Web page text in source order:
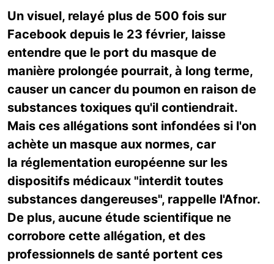
Un visuel, relayé plus de 500 fois sur
Facebook depuis le 23 février, laisse
entendre que le port du masque de
manière prolongée pourrait, à long terme,
causer un cancer du poumon en raison de
substances toxiques qu'il contiendrait.
Mais ces allégations sont infondées si l'on
achète un masque aux normes, car
la réglementation européenne sur les
dispositifs médicaux "interdit toutes
substances dangereuses", rappelle l'Afnor.
De plus, aucune étude scientifique ne
corrobore cette allégation, et des
professionnels de santé portent ces